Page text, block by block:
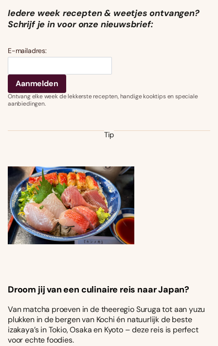
Iedere week recepten & weetjes ontvangen?
Schrijf je in voor onze nieuwsbrief:
E-mailadres:
Ontvang elke week de lekkerste recepten, handige kooktips en speciale
aanbiedingen.
Tip
Droom jij van een culinaire reis naar Japan?
Van matcha proeven in de theeregio Suruga tot aan yuzu
plukken in de bergen van Kochi én natuurlijk de beste
izakaya’s in Tokio, Osaka en Kyoto – deze reis is perfect
voor echte foodies.